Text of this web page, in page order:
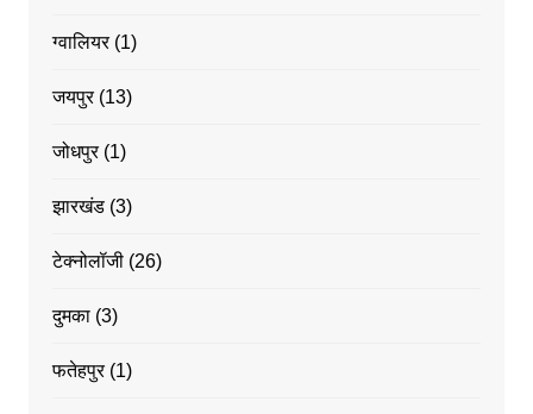
ग्वालियर(1)
जयपुर(13)
जोधपुर(1)
झारखंड(3)
टेक्नोलॉजी(26)
दुमका(3)
फतेहपुर(1)